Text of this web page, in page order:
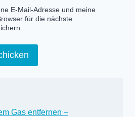
E-Mail-Adresse und meine
für die nächste
Gas entfernen –